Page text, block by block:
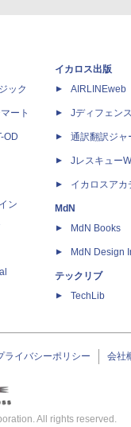
ック
ート
OD
ン
イカロス出版
AIRLINEweb
Jディフェン
通訳翻訳ジャ
Jレスキュー
イカロスアカ
MdN
MdN Books
MdN Design
テックリブ
TechLib
ライバシーポリシー 会社
All rights reserved.